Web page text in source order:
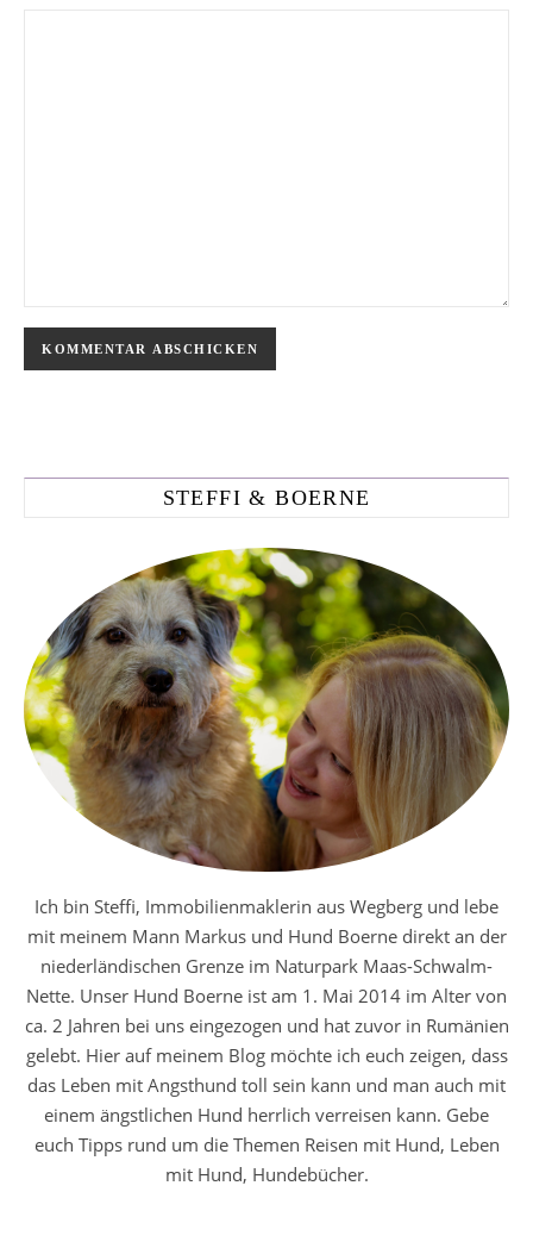
STEFFI & BOERNE
Ich bin Steffi, Immobilienmaklerin aus Wegberg und lebe
mit meinem Mann Markus und Hund Boerne direkt an der
niederländischen Grenze im Naturpark Maas-Schwalm-
Nette. Unser Hund Boerne ist am 1. Mai 2014 im Alter von
ca. 2 Jahren bei uns eingezogen und hat zuvor in Rumänien
gelebt. Hier auf meinem Blog möchte ich euch zeigen, dass
das Leben mit Angsthund toll sein kann und man auch mit
einem ängstlichen Hund herrlich verreisen kann. Gebe
euch Tipps rund um die Themen Reisen mit Hund, Leben
mit Hund, Hundebücher.